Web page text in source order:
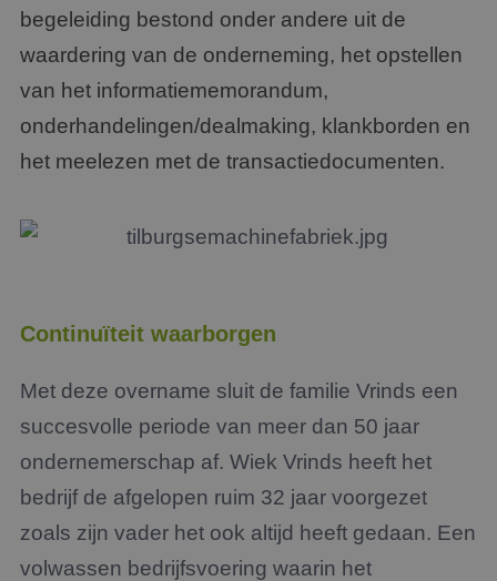
begeleiding bestond onder andere uit de
waardering van de onderneming, het opstellen
van het informatiememorandum,
onderhandelingen/dealmaking, klankborden en
het meelezen met de transactiedocumenten.
Continuïteit waarborgen
Met deze overname sluit de familie Vrinds een
succesvolle periode van meer dan 50 jaar
ondernemerschap af. Wiek Vrinds heeft het
bedrijf de afgelopen ruim 32 jaar voorgezet
zoals zijn vader het ook altijd heeft gedaan. Een
volwassen bedrijfsvoering waarin het